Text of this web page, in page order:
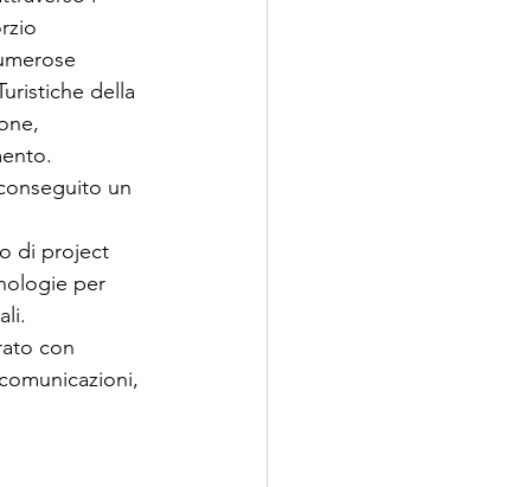
della
un
di project
per
con